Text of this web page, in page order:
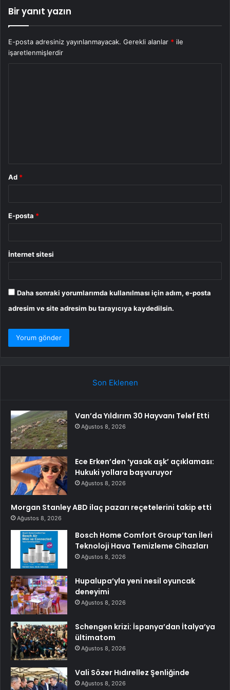
Bir yanıt yazın
E-posta adresiniz yayınlanmayacak. Gerekli alanlar * ile
işaretlenmişlerdir
Ad *
E-posta *
İnternet sitesi
Daha sonraki yorumlarımda kullanılması için adım, e-posta
adresim ve site adresim bu tarayıcıya kaydedilsin.
Son Eklenen
Van’da Yıldırım 30 Hayvanı Telef Etti
Ağustos 8, 2026
Ece Erken’den ‘yasak aşk’ açıklaması:
Hukuki yollara başvuruyor
Ağustos 8, 2026
Morgan Stanley ABD ilaç pazarı reçetelerini takip etti
Ağustos 8, 2026
Bosch Home Comfort Group’tan İleri
Teknoloji Hava Temizleme Cihazları
Ağustos 8, 2026
Hupalupa’yla yeni nesil oyuncak
deneyimi
Ağustos 8, 2026
Schengen krizi: İspanya’dan İtalya’ya
ültimatom
Ağustos 8, 2026
Vali Sözer Hıdırellez Şenliğinde
Ağustos 8, 2026